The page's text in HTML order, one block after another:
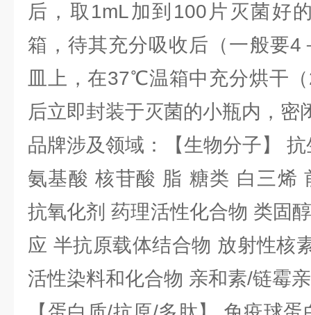
后，取1mL加到100片灭菌好
箱，待其充分吸收后（一般要4
皿上，在37℃温箱中充分烘干
后立即封装于灭菌的小瓶内，密
品牌涉及领域：【生物分子】
氨基酸 核苷酸 脂 糖类 白三烯
抗氧化剂 药理活性化合物 类固
应 半抗原载体结合物 放射性核
活性染料和化合物 亲和素/链霉